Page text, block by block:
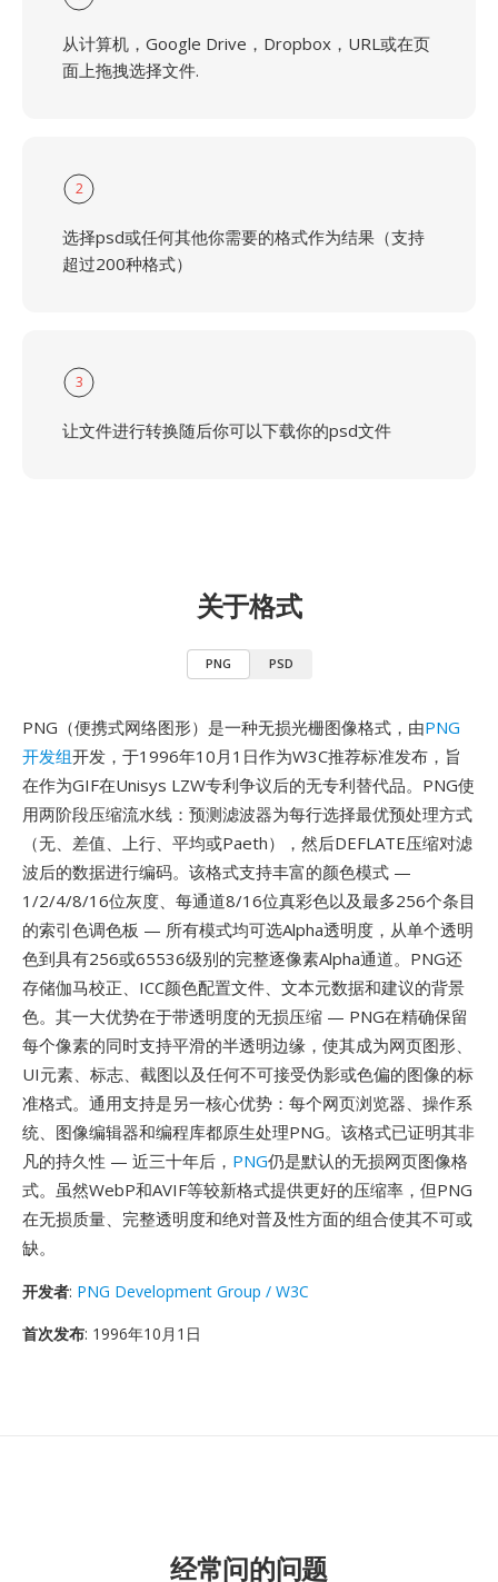
从计算机，Google Drive，Dropbox，URL或在页
面上拖拽选择文件.
2
选择psd或任何其他你需要的格式作为结果（支持
超过200种格式）
3
让文件进行转换随后你可以下载你的psd文件
关于格式
PNG PSD
PNG（便携式网络图形）是一种无损光栅图像格式，由PNG
开发组开发，于1996年10月1日作为W3C推荐标准发布，旨
在作为GIF在Unisys LZW专利争议后的无专利替代品。PNG使
用两阶段压缩流水线：预测滤波器为每行选择最优预处理方式
（无、差值、上行、平均或Paeth），然后DEFLATE压缩对滤
波后的数据进行编码。该格式支持丰富的颜色模式 —
1/2/4/8/16位灰度、每通道8/16位真彩色以及最多256个条目
的索引色调色板 — 所有模式均可选Alpha透明度，从单个透明
色到具有256或65536级别的完整逐像素Alpha通道。PNG还
存储伽马校正、ICC颜色配置文件、文本元数据和建议的背景
色。其一大优势在于带透明度的无损压缩 — PNG在精确保留
每个像素的同时支持平滑的半透明边缘，使其成为网页图形、
UI元素、标志、截图以及任何不可接受伪影或色偏的图像的标
准格式。通用支持是另一核心优势：每个网页浏览器、操作系
统、图像编辑器和编程库都原生处理PNG。该格式已证明其非
凡的持久性 — 近三十年后， PNG仍是默认的无损网页图像格
式。虽然WebP和AVIF等较新格式提供更好的压缩率，但PNG
在无损质量、完整透明度和绝对普及性方面的组合使其不可或
缺。
开发者: PNG Development Group / W3C
首次发布: 1996年10月1日
经常问的问题